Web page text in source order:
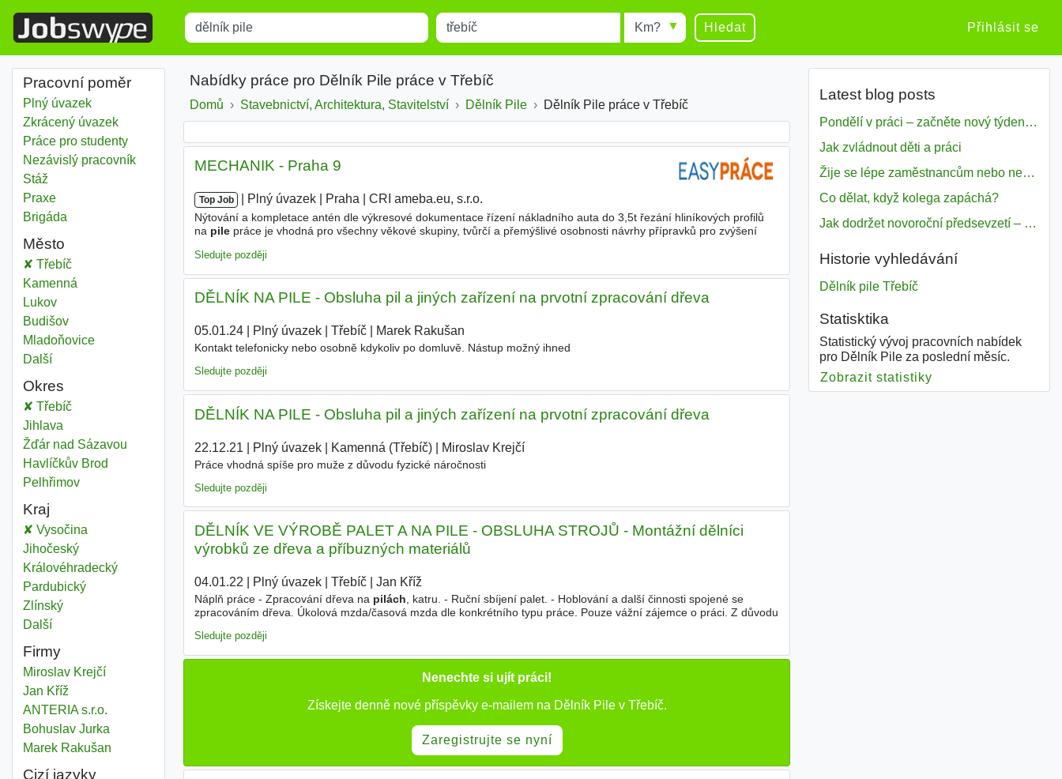
Title Místo Radius Hledat Přihlásit se
Pracovní poměr
Plný úvazek
Zkrácený úvazek
Práce pro studenty
Nezávislý pracovník
Stáž
Praxe
Brigáda
Město
Dělník pile
Třebíč
Dělník pile
Kamenná
Dělník pile
Lukov
Dělník pile
Budišov
Dělník pile
Mladoňovice
Dalšíměsta
Okres
Dělník pile
TřebíčOkres
Dělník pile
Jihlava
Dělník pile
Žďár nad Sázavou
Dělník pile
Havlíčkův Brod
Dělník pile
PelhřimovOkres
Kraj
Dělník pile
Vysočina
Dělník pile
JihočeskýKraj
Dělník pile
KrálovéhradeckýKraj
Dělník pile
PardubickýKraj
Dělník pile
ZlínskýKraj
Dalšíkraj
Firmy
Miroslav Krejčí
Jan Kříž
ANTERIA s.r.o.
Bohuslav Jurka
Marek Rakušan
Cizí jazyky
Nabídky práce pro Dělník Pile práce v Třebíč
Domů Stavebnictví, Architektura, Stavitelství Dělník Pile Dělník Pile práce v Třebíč
MECHANIK - Praha 9
Top Job Plný úvazek Praha CRI ameba.eu, s.r.o.
Nýtování a kompletace antén dle výkresové dokumentace řízení nákladního auta do 3,5t řezání hliníkových profilů
na pilepráce je vhodná pro všechny věkové skupiny, tvůrčí a přemýšlivé osobnosti návrhy přípravků pro zvýšení
Sledujte později
DĚLNÍK NA PILE - Obsluha pil a jiných zařízení na prvotní zpracování dřeva
05.01.24| Plný úvazek| Třebíč| Marek Rakušan
Kontakt telefonicky nebo osobně kdykoliv po domluvě. Nástup možný ihned
Sledujte později
DĚLNÍK NA PILE - Obsluha pil a jiných zařízení na prvotní zpracování dřeva
22.12.21 Plný úvazek| Kamenná (Třebíč)| Miroslav Krejčí|
Práce vhodná spíše pro muže z důvodu fyzické náročnosti
Sledujte později
DĚLNÍK VE VÝROBĚ PALET A NA PILE - OBSLUHA STROJŮ - Montážní dělníci
výrobků ze dřeva a příbuzných materiálů
04.01.22 Plný úvazek| Třebíč| Jan Kříž
Náplň práce - Zpracování dřeva na pilách , katru. - Ruční sbíjení palet. - Hoblování a další činnosti spojené se
zpracováním dřeva. Úkolová mzda/časová mzda dle konkrétního typu práce. Pouze vážní zájemce o práci. Z důvodu
Sledujte později
Nenechte si ujít práci!
Získejte denně nové příspěvky e-mailem na Dělník Pile v Třebíč.
Zaregistrujte se nyní
Latest blog posts
Pondělí v práci – začněte nový týden s motivací
Jak zvládnout děti a práci
Žije se lépe zaměstnancům nebo nezavislým pracovníkům
Co dělat, když kolega zapáchá?
Jak dodržet novoroční předsevzetí – naše tipy pro dobrý začátek roku 2018
Historie vyhledávání
Dělník pile Třebíč
Statisktika
Statistický vývoj pracovních nabídek
pro Dělník Pile za poslední měsíc.
Zobrazit statistiky